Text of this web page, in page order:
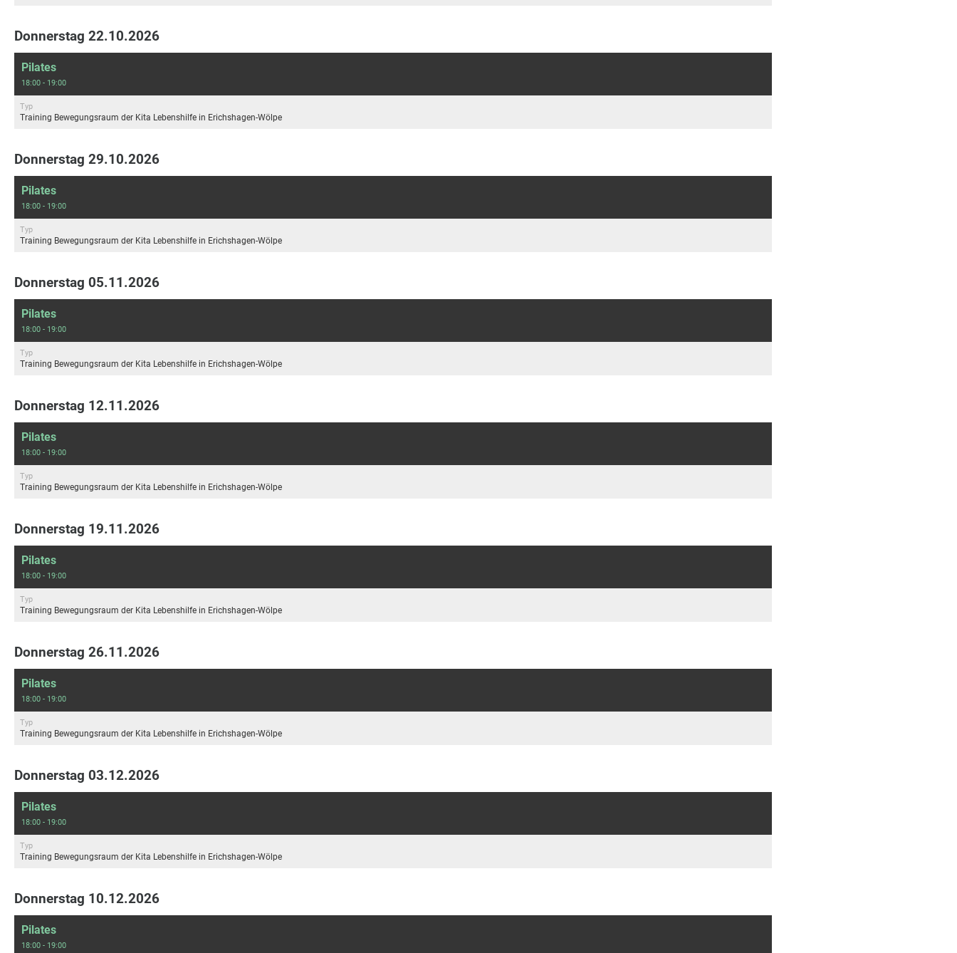
Donnerstag 22.10.2026
Pilates
18:00 - 19:00
Typ
Training Bewegungsraum der Kita Lebenshilfe in Erichshagen-Wölpe
Donnerstag 29.10.2026
Pilates
18:00 - 19:00
Typ
Training Bewegungsraum der Kita Lebenshilfe in Erichshagen-Wölpe
Donnerstag 05.11.2026
Pilates
18:00 - 19:00
Typ
Training Bewegungsraum der Kita Lebenshilfe in Erichshagen-Wölpe
Donnerstag 12.11.2026
Pilates
18:00 - 19:00
Typ
Training Bewegungsraum der Kita Lebenshilfe in Erichshagen-Wölpe
Donnerstag 19.11.2026
Pilates
18:00 - 19:00
Typ
Training Bewegungsraum der Kita Lebenshilfe in Erichshagen-Wölpe
Donnerstag 26.11.2026
Pilates
18:00 - 19:00
Typ
Training Bewegungsraum der Kita Lebenshilfe in Erichshagen-Wölpe
Donnerstag 03.12.2026
Pilates
18:00 - 19:00
Typ
Training Bewegungsraum der Kita Lebenshilfe in Erichshagen-Wölpe
Donnerstag 10.12.2026
Pilates
18:00 - 19:00